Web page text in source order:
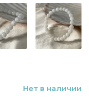
Нет в наличии